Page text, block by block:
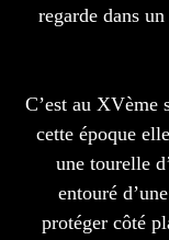
regarde dans
C’est au XVème
cette époque
une tourelle
entouré
protéger côté